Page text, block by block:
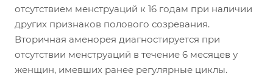
отсутствием менструаций к 16 годам при наличии
других признаков полового созревания.
Вторичная аменорея диагностируется при
отсутствии менструаций в течение 6 месяцев у
женщин, имевших ранее регулярные циклы.